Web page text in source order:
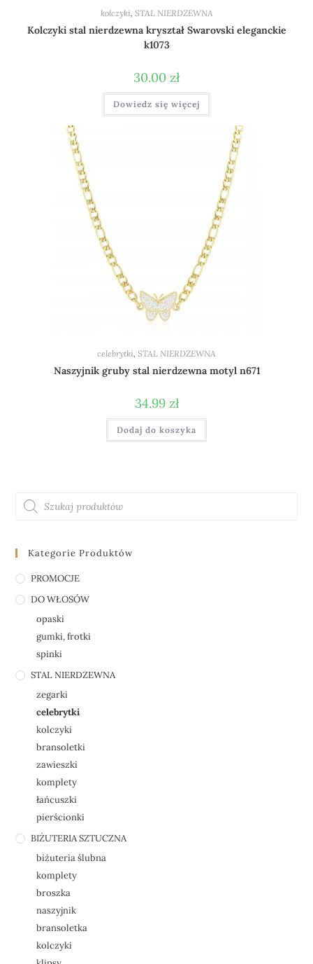
kolczyki, STAL NIERDZEWNA
Kolczyki stal nierdzewna kryształ Swarovski eleganckie
k1073
30.00 zł
Dowiedz się więcej
celebrytki STAL NIERDZEWNA
Naszyjnik gruby stal nierdzewna motyl n671
34.99 zł
Dodaj do koszyka
Kategorie Produktów
PROMOCJE
DO WŁOSÓW
opaski
gumki, frotki
spinki
STAL NIERDZEWNA
zegarki
celebrytki
kolczyki
bransoletki
zawieszki
komplety
łańcuszki
pierścionki
BIŻUTERIA SZTUCZNA
biżuteria ślubna
komplety
broszka
naszyjnik
bransoletka
kolczyki